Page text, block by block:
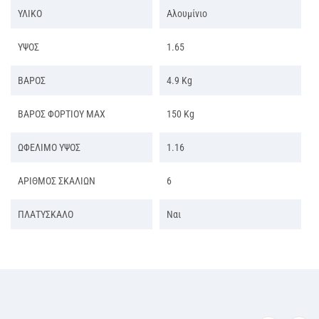
ΥΛΙΚΟ Αλουμίνιο
ΥΨΟΣ 1.65
ΒΑΡΟΣ 4.9 Kg
ΒΑΡΟΣ ΦΟΡΤΙΟΥ ΜΑΧ 150 Kg
ΩΦΕΛΙΜΟ ΥΨΟΣ 1.16
ΑΡΙΘΜΟΣ ΣΚΑΛΙΩΝ 6
ΠΛΑΤΥΣΚΑΛΟ Ναι